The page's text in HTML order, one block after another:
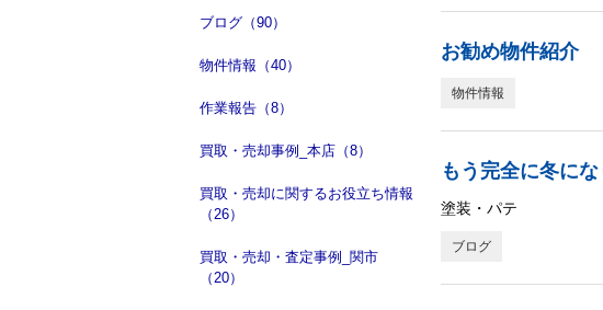
ブログ（90）
物件情報（40）
作業報告（8）
買取・売却事例_本店（8）
買取・売却に関するお役立ち情報
（26）
買取・売却・査定事例_関市
（20）
お勧め物件紹介
物件情報
もう完全に冬に
塗装・パテ
ブログ